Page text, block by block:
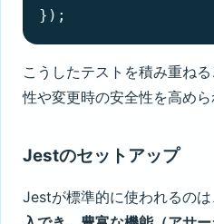
});
こうしたテストを積み重ね
性や変更時の安全性を高めら
Jestのセットアップ
Jestが標準的に使われるのは